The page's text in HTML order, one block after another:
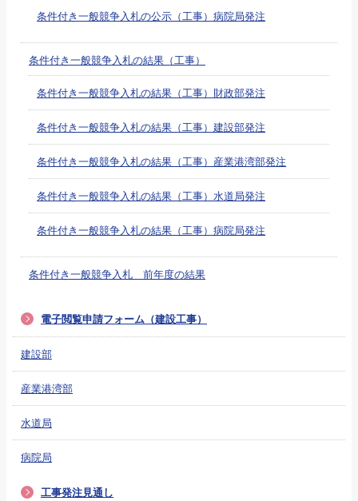
条件付き一般競争入札の公示（工事）病院局発注
条件付き一般競争入札の結果（工事）
条件付き一般競争入札の結果（工事）財政部発注
条件付き一般競争入札の結果（工事）建設部発注
条件付き一般競争入札の結果（工事）産業港湾部発注
条件付き一般競争入札の結果（工事）水道局発注
条件付き一般競争入札の結果（工事）病院局発注
条件付き一般競争入札 前年度の結果
電子閲覧申請フォーム（建設工事）
建設部
産業港湾部
水道局
病院局
工事発注見通し